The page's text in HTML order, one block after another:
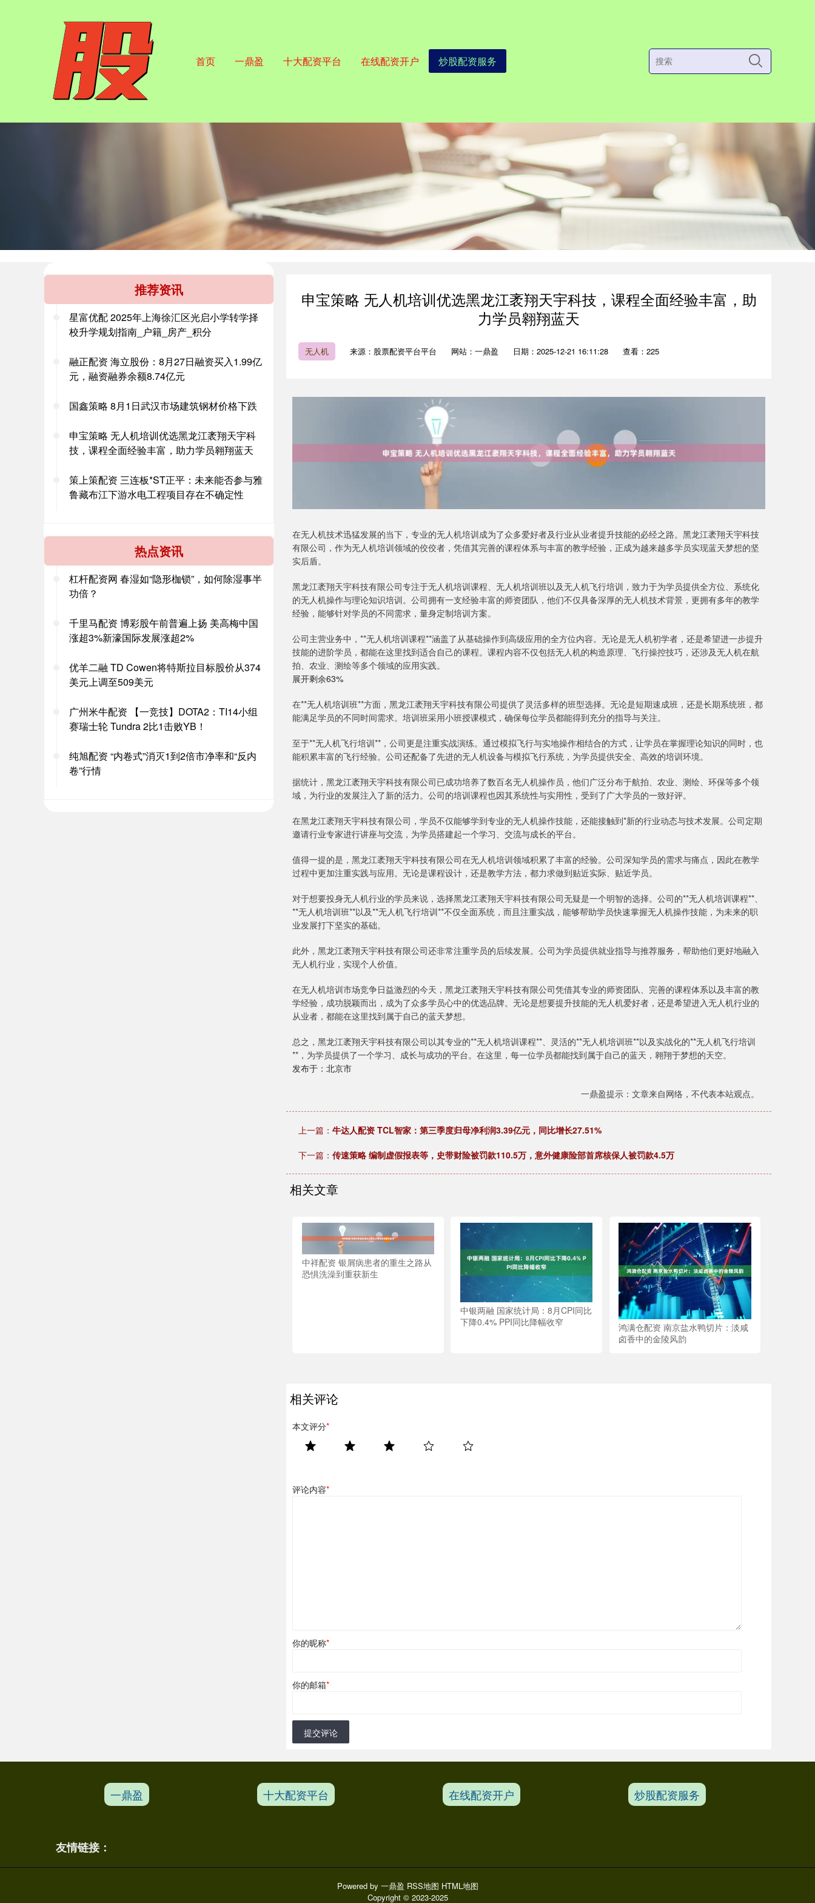
首页 一鼎盈 十大配资平台 在线配资开户 炒股配资服务
申宝策略 无人机培训优选黑龙江袤翔天宇科技，课程全面经验丰富，助
力学员翱翔蓝天
无人机 来源：股票配资平台平台 网站：一鼎盈 日期：2025-12-21 16:11:28 查看：225
在无人机技术迅猛发展的当下，专业的无人机培训成为了众多爱好者及行业从业者提升技能的必经之路。黑龙江袤翔天宇科技
有限公司，作为无人机培训领域的佼佼者，凭借其完善的课程体系与丰富的教学经验，正成为越来越多学员实现蓝天梦想的坚
实后盾。
黑龙江袤翔天宇科技有限公司专注于无人机培训课程、无人机培训班以及无人机飞行培训，致力于为学员提供全方位、系统化
的无人机操作与理论知识培训。公司拥有一支经验丰富的师资团队，他们不仅具备深厚的无人机技术背景，更拥有多年的教学
经验，能够针对学员的不同需求，量身定制培训方案。
公司主营业务中，**无人机培训课程**涵盖了从基础操作到高级应用的全方位内容。无论是无人机初学者，还是希望进一步提升
技能的进阶学员，都能在这里找到适合自己的课程。课程内容不仅包括无人机的构造原理、飞行操控技巧，还涉及无人机在航
拍、农业、测绘等多个领域的应用实践。
展开剩余63%
在**无人机培训班**方面，黑龙江袤翔天宇科技有限公司提供了灵活多样的班型选择。无论是短期速成班，还是长期系统班，都
能满足学员的不同时间需求。培训班采用小班授课模式，确保每位学员都能得到充分的指导与关注。
至于**无人机飞行培训**，公司更是注重实战演练。通过模拟飞行与实地操作相结合的方式，让学员在掌握理论知识的同时，也
能积累丰富的飞行经验。公司还配备了先进的无人机设备与模拟飞行系统，为学员提供安全、高效的培训环境。
据统计，黑龙江袤翔天宇科技有限公司已成功培养了数百名无人机操作员，他们广泛分布于航拍、农业、测绘、环保等多个领
域，为行业的发展注入了新的活力。公司的培训课程也因其系统性与实用性，受到了广大学员的一致好评。
在黑龙江袤翔天宇科技有限公司，学员不仅能够学到专业的无人机操作技能，还能接触到*新的行业动态与技术发展。公司定期
邀请行业专家进行讲座与交流，为学员搭建起一个学习、交流与成长的平台。
值得一提的是，黑龙江袤翔天宇科技有限公司在无人机培训领域积累了丰富的经验。公司深知学员的需求与痛点，因此在教学
过程中更加注重实践与应用。无论是课程设计，还是教学方法，都力求做到贴近实际、贴近学员。
对于想要投身无人机行业的学员来说，选择黑龙江袤翔天宇科技有限公司无疑是一个明智的选择。公司的**无人机培训课程**、
**无人机培训班**以及**无人机飞行培训**不仅全面系统，而且注重实战，能够帮助学员快速掌握无人机操作技能，为未来的职
业发展打下坚实的基础。
此外，黑龙江袤翔天宇科技有限公司还非常注重学员的后续发展。公司为学员提供就业指导与推荐服务，帮助他们更好地融入
无人机行业，实现个人价值。
在无人机培训市场竞争日益激烈的今天，黑龙江袤翔天宇科技有限公司凭借其专业的师资团队、完善的课程体系以及丰富的教
学经验，成功脱颖而出，成为了众多学员心中的优选品牌。无论是想要提升技能的无人机爱好者，还是希望进入无人机行业的
从业者，都能在这里找到属于自己的蓝天梦想。
总之，黑龙江袤翔天宇科技有限公司以其专业的**无人机培训课程**、灵活的**无人机培训班**以及实战化的**无人机飞行培训
**，为学员提供了一个学习、成长与成功的平台。在这里，每一位学员都能找到属于自己的蓝天，翱翔于梦想的天空。
发布于：北京市
一鼎盈提示：文章来自网络，不代表本站观点。
上一篇： 牛达人配资 TCL智家：第三季度归母净利润3.39亿元，同比增长27.51%
下一篇： 传速策略 编制虚假报表等，史带财险被罚款110.5万，意外健康险部首席核保人被罚款4.5万
相关文章
中祥配资 银屑病患者的重生之路从
恐惧洗澡到重获新生
中银两融 国家统计局：8月CPI同比
下降0.4% PPI同比降幅收窄
鸿满仓配资 南京盐水鸭切片：淡咸
卤香中的金陵风韵
相关评论
本文评分*
评论内容*
你的昵称*
你的邮箱*
提交评论
推荐资讯
星富优配 2025年上海徐汇区光启小学转学择
校升学规划指南_户籍_房产_积分
融正配资 海立股份：8月27日融资买入1.99亿
元，融资融券余额8.74亿元
国鑫策略 8月1日武汉市场建筑钢材价格下跌
申宝策略 无人机培训优选黑龙江袤翔天宇科
技，课程全面经验丰富，助力学员翱翔蓝天
策上策配资 三连板*ST正平：未来能否参与雅
鲁藏布江下游水电工程项目存在不确定性
热点资讯
杠杆配资网 春湿如“隐形枷锁”，如何除湿事半
功倍？
千里马配资 博彩股午前普遍上扬 美高梅中国
涨超3%新濠国际发展涨超2%
优羊二融 TD Cowen将特斯拉目标股价从374
美元上调至509美元
广州米牛配资 【一竞技】DOTA2：TI14小组
赛瑞士轮 Tundra 2比1击败YB！
纯旭配资 “内卷式”消灭1到2倍市净率和“反内
卷”行情
一鼎盈 十大配资平台 在线配资开户 炒股配资服务
友情链接：
Powered by 一鼎盈 RSS地图 HTML地图
Copyright © 2023-2025